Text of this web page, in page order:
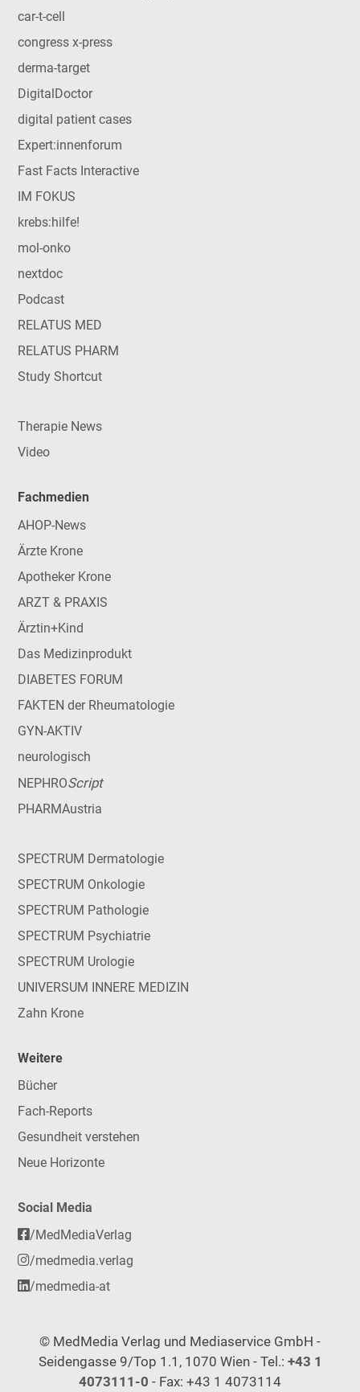
car-t-cell
congress x-press
derma-target
DigitalDoctor
digital patient cases
Expert:innenforum
Fast Facts Interactive
IM FOKUS
krebs:hilfe!
mol-onko
nextdoc
Podcast
RELATUS MED
RELATUS PHARM
Study Shortcut
Therapie News
Video
Fachmedien
AHOP-News
Ärzte Krone
Apotheker Krone
ARZT & PRAXIS
Ärztin+Kind
Das Medizinprodukt
DIABETES FORUM
FAKTEN der Rheumatologie
GYN-AKTIV
neurologisch
NEPHROScript
PHARMAustria
SPECTRUM Dermatologie
SPECTRUM Onkologie
SPECTRUM Pathologie
SPECTRUM Psychiatrie
SPECTRUM Urologie
UNIVERSUM INNERE MEDIZIN
Zahn Krone
Weitere
Bücher
Fach-Reports
Gesundheit verstehen
Neue Horizonte
Social Media
/MedMediaVerlag
/medmedia.verlag
/medmedia-at
© MedMedia Verlag und Mediaservice GmbH -
Seidengasse 9/Top 1.1, 1070 Wien - Tel.: +43 1
4073111-0 - Fax: +43 1 4073114